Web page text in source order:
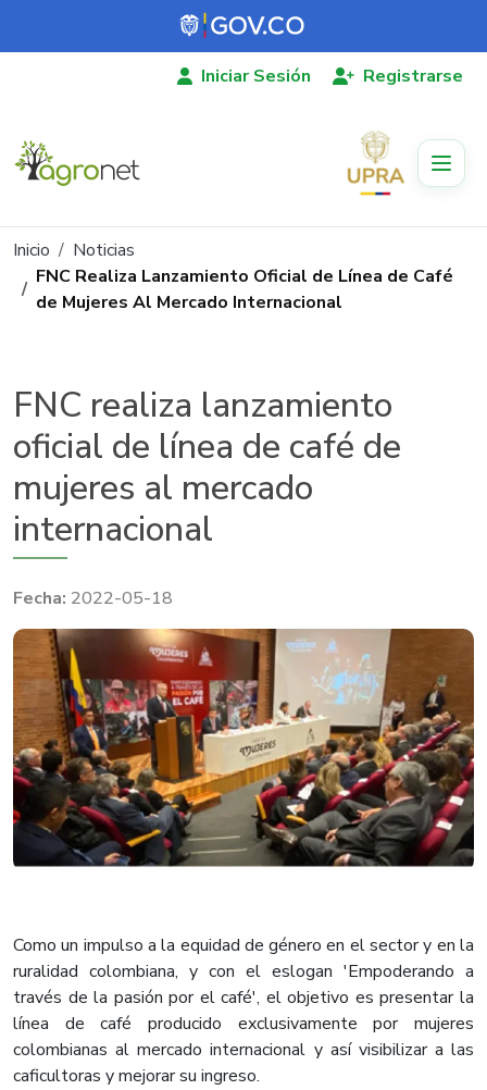
Pasar al contenido principal
Iniciar Sesión Registrarse
Ruta de navegación
Inicio
Noticias
FNC Realiza Lanzamiento Oficial de Línea de Café
de Mujeres Al Mercado Internacional
FNC realiza lanzamiento
oficial de línea de café de
mujeres al mercado
internacional
2022-05-18
Como un impulso a la equidad de género en el sector y en la
ruralidad colombiana, y con el eslogan 'Empoderando a
través de la pasión por el café', el objetivo es presentar la
línea de café producido exclusivamente por mujeres
colombianas al mercado internacional y así visibilizar a las
caficultoras y mejorar su ingreso.